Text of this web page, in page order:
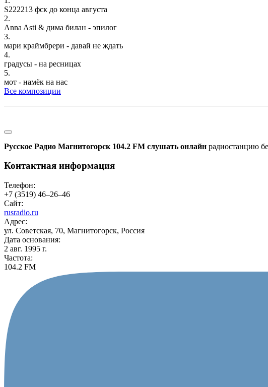
S222213 фск до конца августа
2.
Anna Asti & дима билан - эпилог
3.
мари краймбрери - давай не ждать
4.
градусы - на ресницах
5.
мот - намёк на нас
Все композиции
Русское Радио Магнитогорск 104.2 FM слушать онлайн радиостанцию
Контактная информация
Телефон:
+7 (3519) 46–26–46
Сайт:
rusradio.ru
Адрес:
ул. Советская, 70, Магнитогорск, Россия
Дата основания:
2 авг. 1995 г.
Частота:
104.2 FM